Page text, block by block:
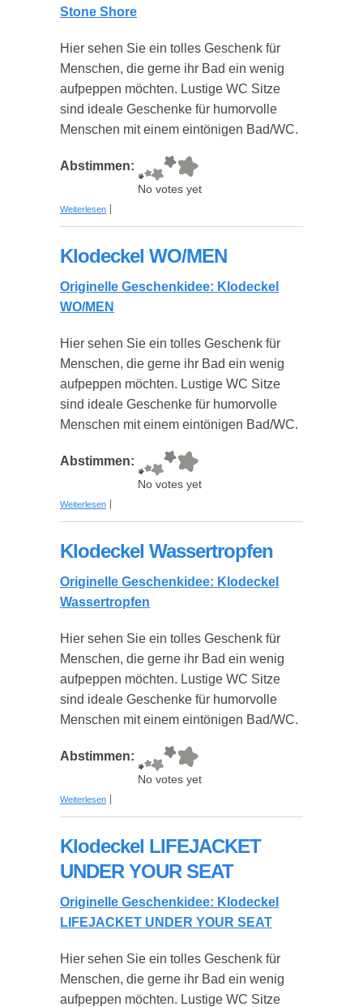
Stone Shore
Hier sehen Sie ein tolles Geschenk für
Menschen, die gerne ihr Bad ein wenig
aufpeppen möchten. Lustige WC Sitze
sind ideale Geschenke für humorvolle
Menschen mit einem eintönigen Bad/WC.
Abstimmen:
No votes yet
Weiterlesen über Klodeckel Stone Shore
Klodeckel WO/MEN
Originelle Geschenkidee: Klodeckel
WO/MEN
Hier sehen Sie ein tolles Geschenk für
Menschen, die gerne ihr Bad ein wenig
aufpeppen möchten. Lustige WC Sitze
sind ideale Geschenke für humorvolle
Menschen mit einem eintönigen Bad/WC.
Abstimmen:
No votes yet
Weiterlesen über Klodeckel WO/MEN
Klodeckel Wassertropfen
Originelle Geschenkidee: Klodeckel
Wassertropfen
Hier sehen Sie ein tolles Geschenk für
Menschen, die gerne ihr Bad ein wenig
aufpeppen möchten. Lustige WC Sitze
sind ideale Geschenke für humorvolle
Menschen mit einem eintönigen Bad/WC.
Abstimmen:
No votes yet
Weiterlesen über Klodeckel Wassertropfen
Klodeckel LIFEJACKET
UNDER YOUR SEAT
Originelle Geschenkidee: Klodeckel
LIFEJACKET UNDER YOUR SEAT
Hier sehen Sie ein tolles Geschenk für
Menschen, die gerne ihr Bad ein wenig
aufpeppen möchten. Lustige WC Sitze